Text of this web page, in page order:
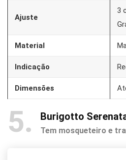
Ajuste
3
Material
Indicação
Dimensões
5 Burigotto
Tem mosqueteiro e